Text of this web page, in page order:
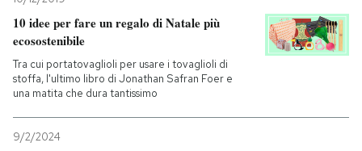
10 idee per fare un regalo di Natale più
ecosostenibile
Tra cui portatovaglioli per usare i tovaglioli di
stoffa, l'ultimo libro di Jonathan Safran Foer e
una matita che dura tantissimo
9/2/2024